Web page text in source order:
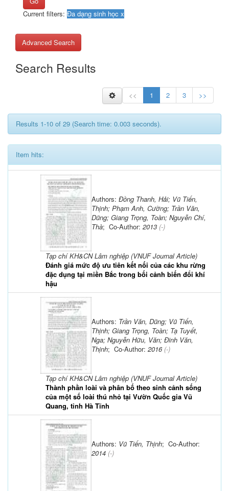
Current filters:
Advanced Search
Search Results
<< 1 2 3 >>
Results 1-10 of 29 (Search time: 0.003 seconds).
Item hits:
Tạp chí KH&CN Lâm nghiệp (VNUF Journal Article)
Đánh giá mức độ ưu tiên kết nối của các khu rừng
đặc dụng tại miền Bắc trong bối cảnh biến đổi khí
hậu
Authors: Đồng Thanh, Hải; Vũ Tiến,
Thịnh; Phạm Anh, Cường; Trần Văn,
Dũng; Giang Trọng, Toàn; Nguyễn Chí,
Thà; Co-Author: 2013 (-)
Tạp chí KH&CN Lâm nghiệp (VNUF Journal Article)
Thành phần loài và phân bố theo sinh cảnh sống
của một số loài thú nhỏ tại Vườn Quốc gia Vũ
Quang, tỉnh Hà Tĩnh
Authors: Trần Văn, Dũng; Vũ Tiến,
Thịnh; Giang Trọng, Toàn; Tạ Tuyết,
Nga; Nguyễn Hữu, Văn; Đinh Văn,
Thịnh; Co-Author: 2016(-)
Authors: Vũ Tiến, Thịnh; Co-Author:
2014 (-)